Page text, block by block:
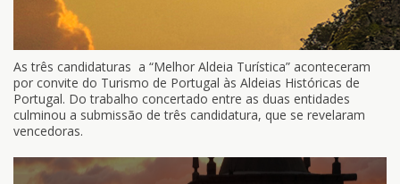
As três candidaturas a “Melhor Aldeia Turística” aconteceram
por convite do Turismo de Portugal às Aldeias Históricas de
Portugal. Do trabalho concertado entre as duas entidades
culminou a submissão de três candidatura, que se revelaram
vencedoras.